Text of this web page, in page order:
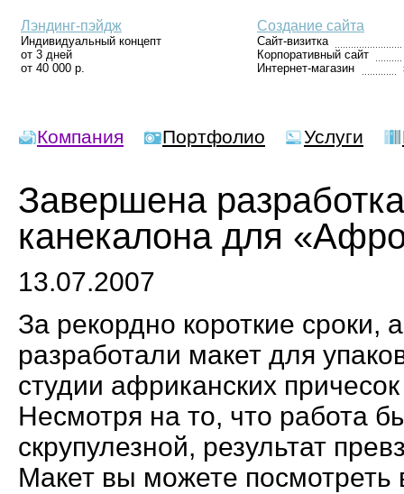
Лэндинг-пэйдж
Индивидуальный концепт
от 3 дней
от 40 000 р.
Создание сайта
Сайт-визитка
Корпоративный сайт
Интернет-магазин
Компания Портфолио Услуги
Завершена
канекалона для
13.07.2007
За рекордно короткие
разработали макет для
студии африканских
Несмотря на то, что работа
скрупулезной, результат
Макет вы можете